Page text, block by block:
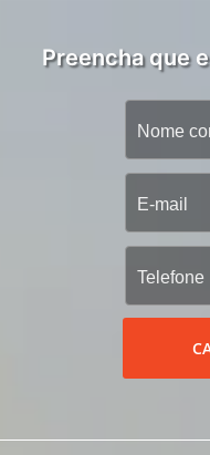
Preencha que